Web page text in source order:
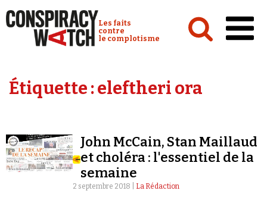
Conspiracy Watch :
Les faits
contre
le complotisme
Analyses
Vidéos
Émissions
Revues de presse
Étiquette :eleftheri ora
John McCain, Stan Maillaud
et choléra : l'essentiel de la
semaine
2 septembre 2018 | La Rédaction